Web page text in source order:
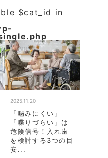
$cat_id in
2025.11.20
「噛みにくい」
「喋りづらい」は
危険信号！入れ歯
を検討する3つの目
安...